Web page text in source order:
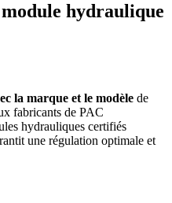
hydraulique
la marque et le modèle de
fabricants de PAC
hydrauliques certifiés
une régulation optimale et